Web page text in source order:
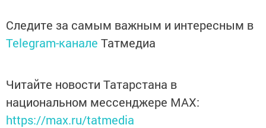
Следите за самым важным и интересным в
Telegram-канале Татмедиа
Читайте новости Татарстана в
национальном мессенджере MАХ:
https://max.ru/tatmedia